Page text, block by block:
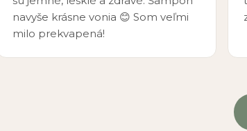
navyše krásne vonia 😊 Som veľmi
milo prekvapená!